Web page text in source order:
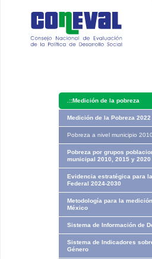
.::Medición de la pobreza
Medición de la Pobreza 2022
Pobreza a nivel municipio
Pobreza por grupos
municipal 2010, 2015 y 2020
Evidencia estratégica para
Federal 2024-2030
Metodología para la
México
Sistema de Información de
Sistema de Indicadores
Género